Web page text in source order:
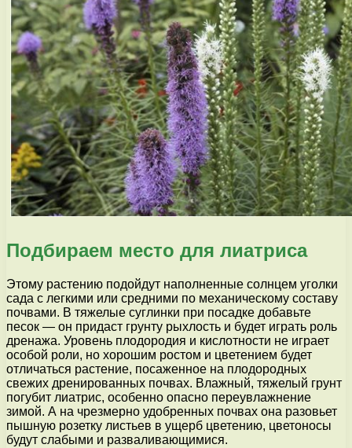
Подбираем место для лиатриса
Этому растению подойдут наполненные солнцем уголки
сада с легкими или сред­ними по механическому составу
почвами. В тяжелые суглинки при посадке добавьте
песок — он придаст грунту рыхлость и бу­дет играть роль
дренажа. Уровень плодо­родия и кислотности не играет
особой ро­ли, но хорошим ростом и цветением будет
отличаться растение, посаженное на пло­дородных
свежих дренированных почвах. Влажный, тяжелый грунт
погубит лиатрис, особенно опасно переувлажнение
зимой. А на чрезмерно удобренных почвах она ра­зовьет
пышную розетку листьев в ущерб цветению, цветоносы
будут слабыми и разваливающимися.